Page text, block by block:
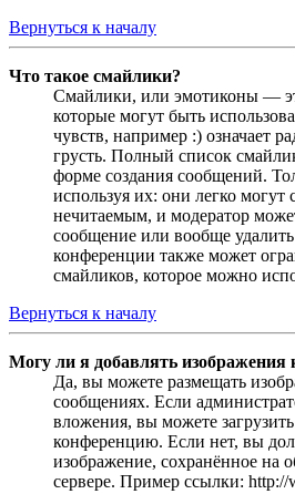
Вернуться к началу
Что такое смайлики?
Смайлики, или эмотиконы —
которые могут быть
чувств, например :) означает
грусть. Полный список
форме создания сообщений.
используя их: они легко могут
нечитаемым, и модератор
сообщение или вообще
конференции также может
смайликов, которое можно
Вернуться к началу
Могу ли я добавлять изображения
Да, вы можете размещать
сообщениях. Если
вложения, вы можете
конференцию. Если нет, вы
изображение, сохранённое на
сервере. Пример ссылки: